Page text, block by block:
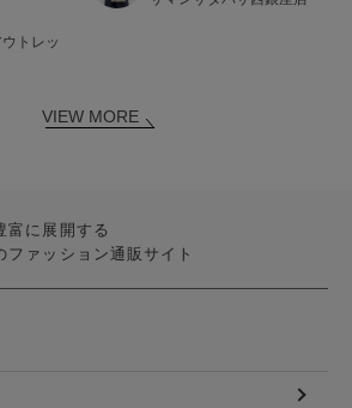
トレッ
VIEW MORE
富に展開する
ファッション通販サイト